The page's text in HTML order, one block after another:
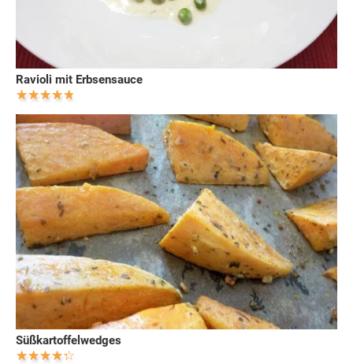
Ravioli mit Erbsensauce
Süßkartoffelwedges